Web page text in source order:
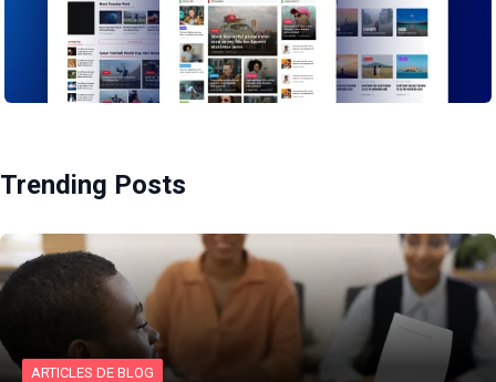
Trending Posts
ARTICLES DE BLOG